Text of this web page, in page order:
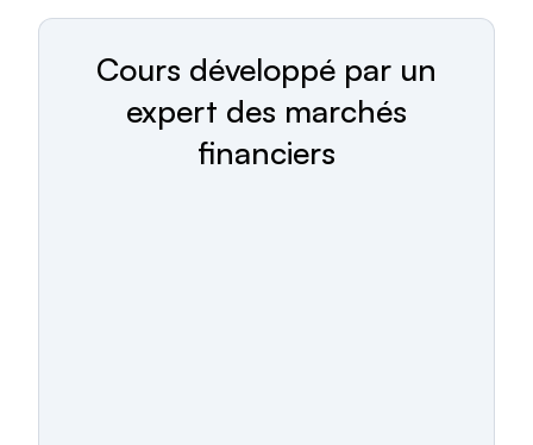
Cours développé par un
expert des marchés
financiers